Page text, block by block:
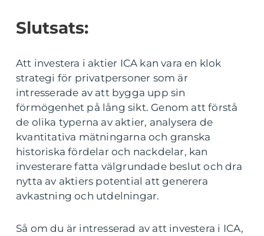
Slutsats:
Att investera i aktier ICA kan vara en klok
strategi för privatpersoner som är
intresserade av att bygga upp sin
förmögenhet på lång sikt. Genom att förstå
de olika typerna av aktier, analysera de
kvantitativa mätningarna och granska
historiska fördelar och nackdelar, kan
investerare fatta välgrundade beslut och dra
nytta av aktiers potential att generera
avkastning och utdelningar.
Så om du är intresserad av att investera i ICA,